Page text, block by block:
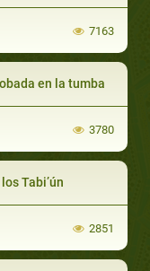
7163
en la tumba
3780
Tabi’ún
2851